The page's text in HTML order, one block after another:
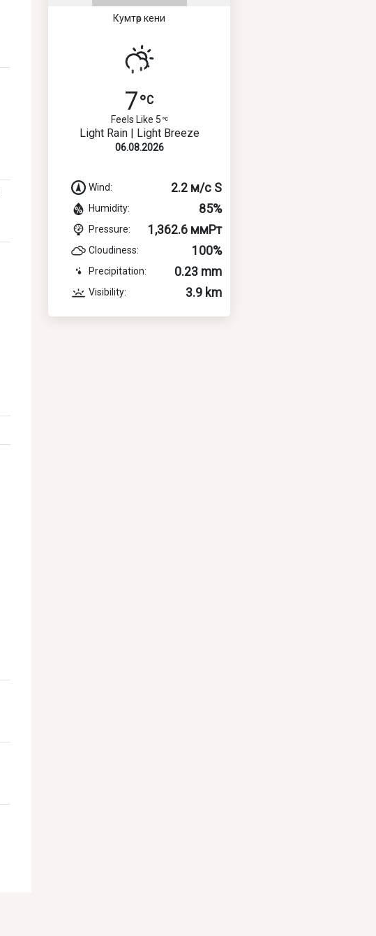
Кумтөр кени
7
Feels Like 5
Light Rain | Light Breeze
06.08.2026
Wind: 2.2 м/с S
Humidity: 85%
Pressure: 1,362.6 ммРт
Cloudiness: 100%
Precipitation: 0.23 mm
Visibility: 3.9 km